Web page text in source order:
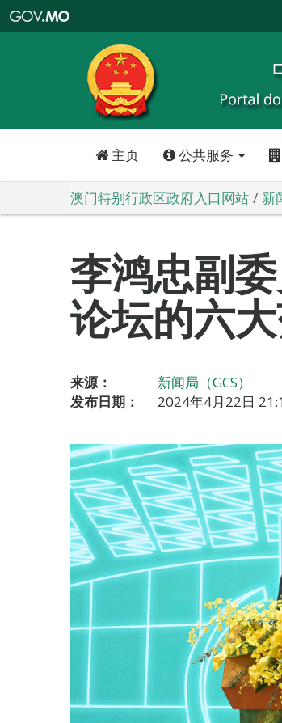
特
政
区
政
口
主页 公共服务
澳门特别行政区政府入口网站 新
李鸿忠副
论坛的六
来源：
新闻局（GCS）
发布日期：
2024年4月22日